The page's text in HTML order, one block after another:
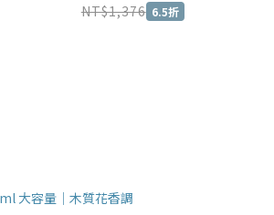
NT$1,376 6.5折